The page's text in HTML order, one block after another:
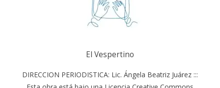
El Vespertino
DIRECCION PERIODISTICA: Lic. Ángela Beatriz Juárez :::